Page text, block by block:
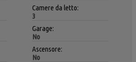
Camere da letto:
3
Garage:
No
Ascensore:
No